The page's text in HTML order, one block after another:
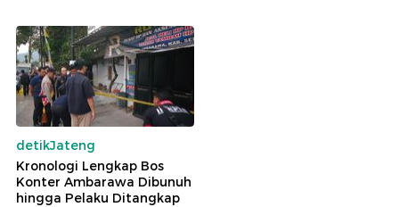
detikJateng
Kronologi Lengkap Bos
Konter Ambarawa Dibunuh
hingga Pelaku Ditangkap